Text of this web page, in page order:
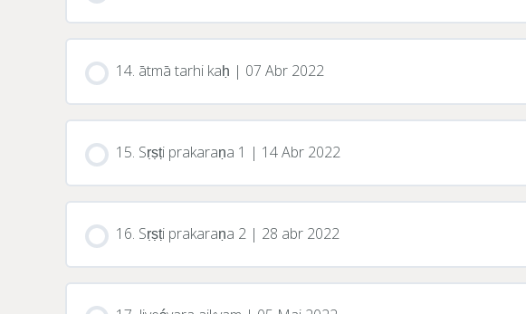
14. ātmā tarhi kaḥ | 07 Abr 2022
15. Sṛṣṭi prakaraṇa 1 | 14 Abr 2022
16. Sṛṣṭi prakaraṇa 2 | 28 abr 2022